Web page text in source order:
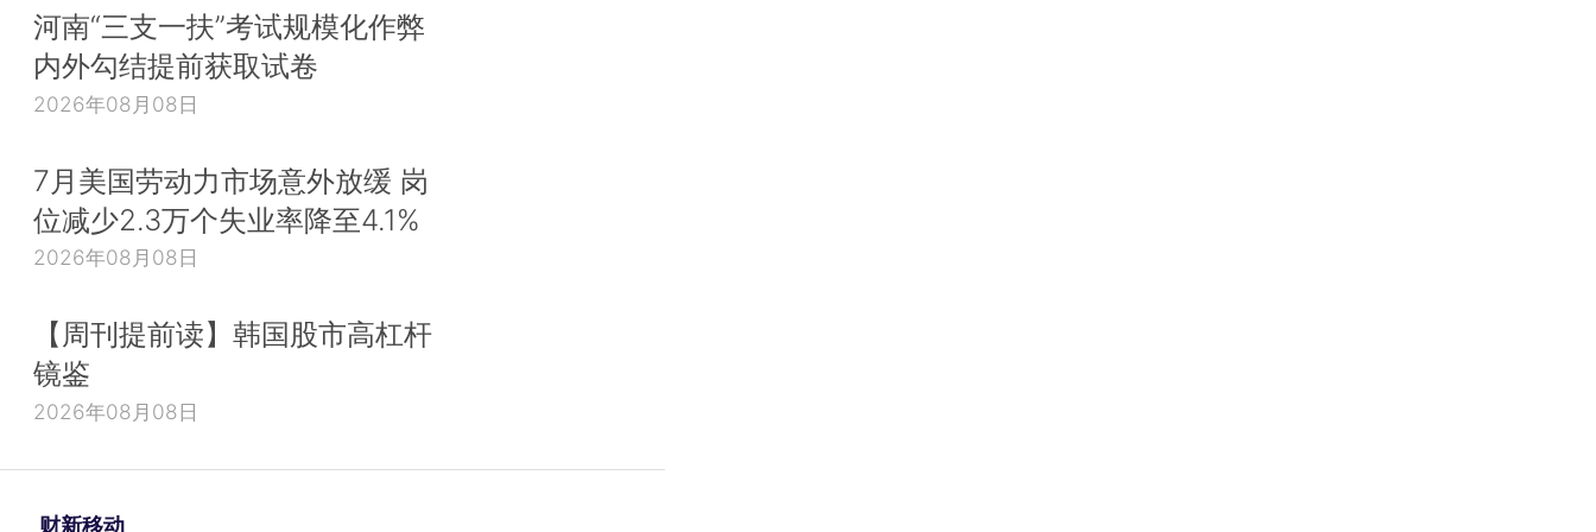
河南“三支一扶”考试规模化作弊
内外勾结提前获取试卷
2026年08月08日
7月美国劳动力市场意外放缓 岗
位减少2.3万个失业率降至4.1%
2026年08月08日
【周刊提前读】韩国股市高杠杆
镜鉴
2026年08月08日
财新移动